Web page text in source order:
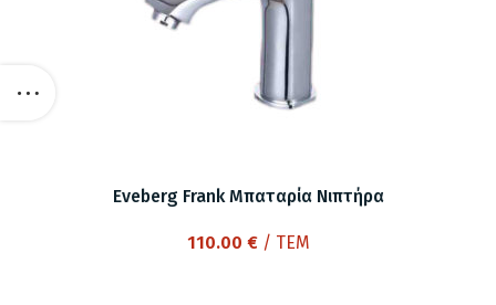
Eveberg Frank Μπαταρία Νιπτήρα
110.00 €/ ΤΕΜ